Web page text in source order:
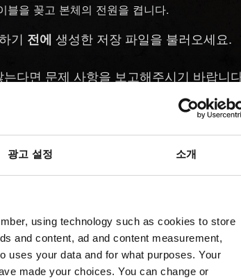
광고 설정 소개
using technology such as cookies to store
and content, ad and content measurement,
uses your data and for what purposes. Your
made your choices. You can change or
블을 꽂고 본체의 전원을 켭니다.
기 전에 생성한 저장 파일을 불러오세요.
다면 문제 사항을 보고해주시기 바랍니